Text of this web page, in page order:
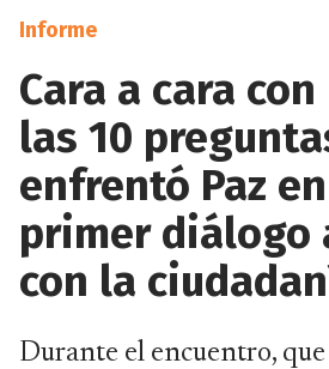
Informe
Cara a cara
las 10
enfrentó Paz
primer diálogo
con la
Durante el encuentro,